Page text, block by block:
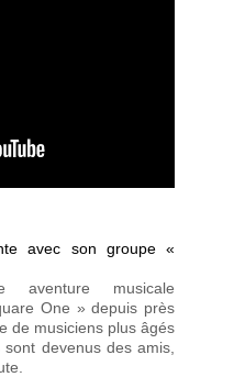
avec son groupe «
aventure musicale
One » depuis près
de musiciens plus âgés
devenus des amis,